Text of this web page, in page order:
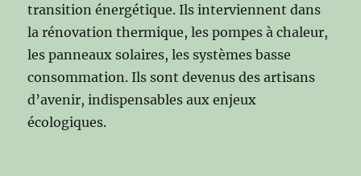
transition énergétique. Ils interviennent dans
la rénovation thermique, les pompes à chaleur,
les panneaux solaires, les systèmes basse
consommation. Ils sont devenus des artisans
d’avenir, indispensables aux enjeux
écologiques.